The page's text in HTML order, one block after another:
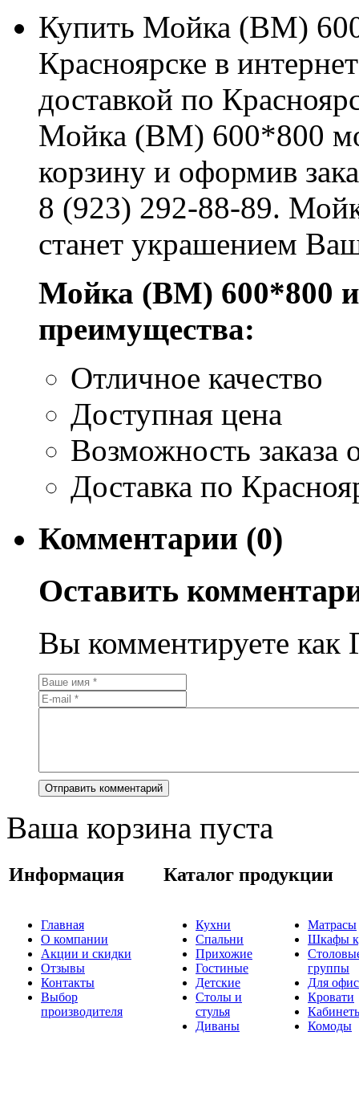
Купить Мойка (ВМ)
Красноярске в
доставкой по
Мойка (ВМ) 600*800
корзину и оформив
8 (923) 292-88-89.
станет украшением
Мойка (ВМ) 600*800
преимущества:
Отличное качество
Доступная цена
Возможность заказа
Доставка по
Комментарии (0)
Оставить
Вы комментируете как
Ваша корзина пуста
Информация Каталог продукции
Главная
О компании
Акции и скидки
Отзывы
Контакты
Выбор
производителя
Кухни
Спальни
Прихожие
Гостиные
Детские
Столы и
стулья
Диваны
Матрасы
Шкафы
группы
Для
Кровати
Комоды